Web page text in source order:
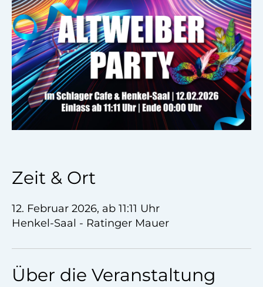
Zeit & Ort
12. Februar 2026, ab 11:11 Uhr
Henkel-Saal - Ratinger Mauer
Über die Veranstaltung